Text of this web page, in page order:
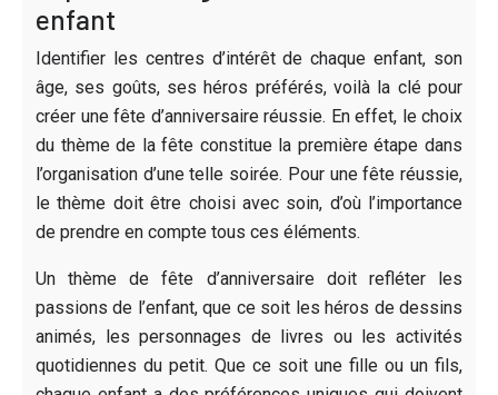
enfant
Identifier les centres d’intérêt de chaque enfant, son
âge, ses goûts, ses héros préférés, voilà la clé pour
créer une fête d’anniversaire réussie. En effet, le choix
du thème de la fête constitue la première étape dans
l’organisation d’une telle soirée. Pour une fête réussie,
le thème doit être choisi avec soin, d’où l’importance
de prendre en compte tous ces éléments.
Un thème de fête d’anniversaire doit refléter les
passions de l’enfant, que ce soit les héros de dessins
animés, les personnages de livres ou les activités
quotidiennes du petit. Que ce soit une fille ou un fils,